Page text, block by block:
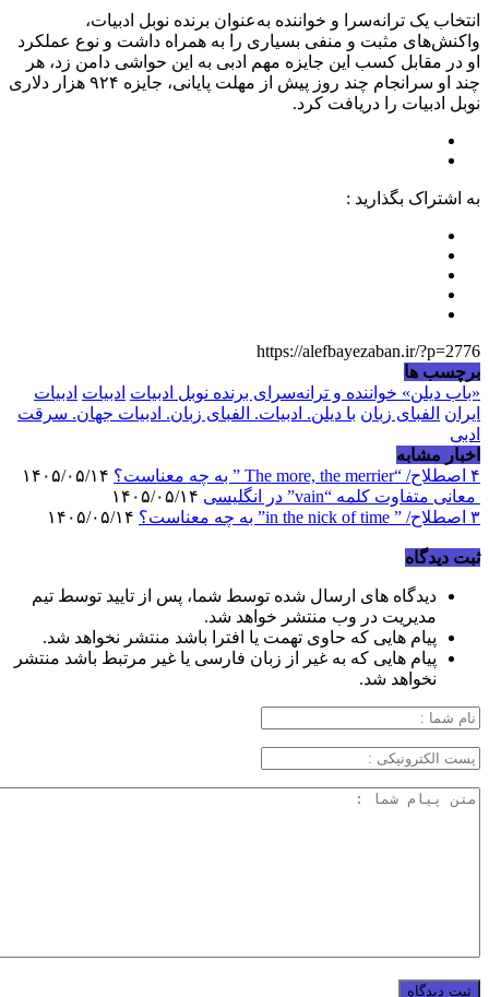
انتخاب یک ترانه‌سرا و خواننده به‌عنوان برنده نوبل ادبیات،
واکنش‌های مثبت و منفی بسیاری را به همراه داشت و نوع عملکرد
او در مقابل کسب این جایزه مهم ادبی به این حواشی دامن زد، هر
چند او سرانجام چند روز پیش از مهلت پایانی، جایزه ۹۲۴ هزار دلاری
نوبل ادبیات را دریافت کرد.
به اشتراک بگذارید :
https://alefbayezaban.ir/?p=2776
برچسب ها
«باب دیلن» خواننده و ترانه‌سرای برنده نوبل ادبیات ادبیات ادبیات
ایران الفبای زبان با دیلن. ادبیات. الفبای زبان. ادبیات جهان. سرقت
ادبی
اخبار مشابه
۴ اصطلاح/ “The more, the merrier ” به چه معناست؟
معانی متفاوت کلمه “vain” در انگلیسی
۳ اصطلاح/ ” in the nick of time” به چه معناست؟
ثبت دیدگاه
دیدگاه های ارسال شده توسط شما، پس از تایید توسط تیم
مدیریت در وب منتشر خواهد شد.
پیام هایی که حاوی تهمت یا افترا باشد منتشر نخواهد شد.
پیام هایی که به غیر از زبان فارسی یا غیر مرتبط باشد منتشر
نخواهد شد.